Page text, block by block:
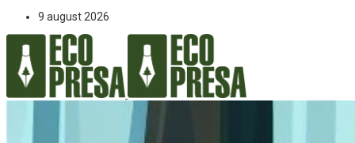
9 august 2026